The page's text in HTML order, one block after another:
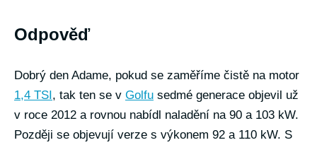
Odpověď
Dobrý den Adame, pokud se zaměříme čistě na motor
1,4 TSI, tak ten se v Golfu sedmé generace objevil už
v roce 2012 a rovnou nabídl naladění na 90 a 103 kW.
Později se objevují verze s výkonem 92 a 110 kW. S